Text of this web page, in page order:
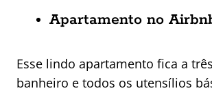
Apartamento no
Esse lindo apartamento fica a
banheiro e todos os utensílios